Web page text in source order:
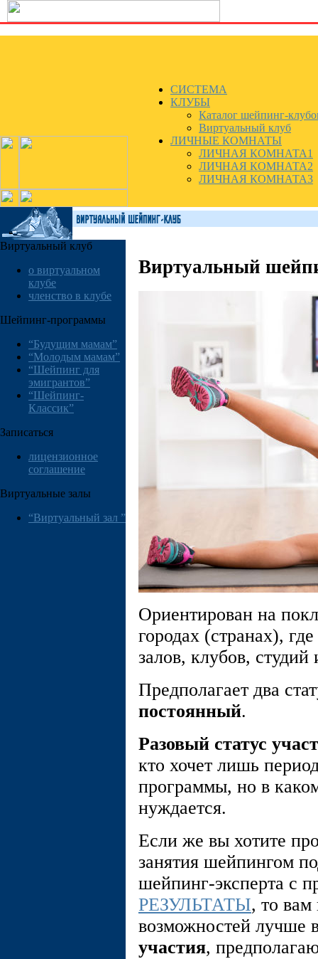
СИСТЕМА
КЛУБЫ
Каталог шейпинг-
Виртуальный клуб
ЛИЧНЫЕ КОМНАТЫ
ЛИЧНАЯ КОМНАТА1
ЛИЧНАЯ КОМНАТА2
ЛИЧНАЯ КОМНАТА3
Виртуальный клуб
о виртуальном
клубе
членство в клубе
Шейпинг-программы
“Будущим мамам”
“Молодым мамам”
“Шейпинг для
эмигрантов”
“Шейпинг-
Классик”
Записаться
лицензионное
соглашение
Виртуальные залы
“Виртуальный зал ”
Виртуальный
Ориентирован на
городах (странах),
залов, клубов,
Предполагает два
постоянный.
Разовый статус
кто хочет лишь
программы, но в
нуждается.
Если же вы хотите
занятия шейпингом
шейпинг-эксперта с
РЕЗУЛЬТАТЫ, то
возможностей лучше
участия,